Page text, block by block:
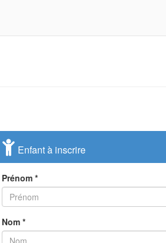
Enfant à inscrire
Prénom *
Nom *